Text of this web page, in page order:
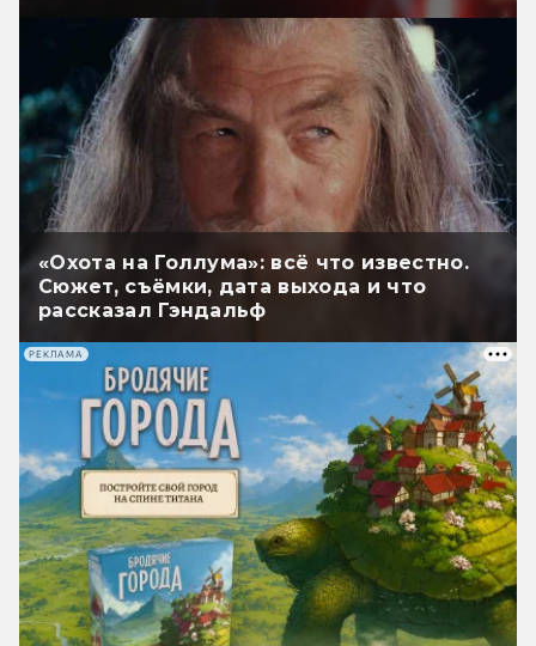
«Охота на Голлума»: всё что известно.
Сюжет, съёмки, дата выхода и что
рассказал Гэндальф
РЕКЛАМА